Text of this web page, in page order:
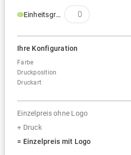
Einheitsgröße
Ihre Konfiguration
Farbe
Druckposition
Druckart
Einzelpreis ohne Logo
+ Druck
= Einzelpreis mit Logo